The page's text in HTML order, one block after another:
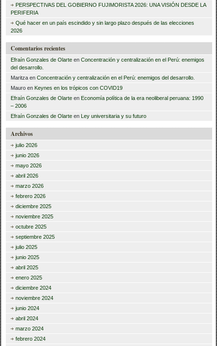
:
PERSPECTIVAS DEL GOBIERNO FUJIMORISTA 2026: UNA VISIÓN DESDE LA
PERIFERIA
Qué hacer en un país escindido y sin largo plazo después de las elecciones
2026
Comentarios recientes
Efraín Gonzales de Olarte enConcentración y centralización en el Perú: enemigos
del desarrollo.
Maritza enConcentración y centralización en el Perú: enemigos del desarrollo.
Mauro en Keynes en los trópicos con COVID19
Efraín Gonzales de Olarte en Economía política de la era neoliberal peruana: 1990
– 2006
Efraín Gonzales de Olarte en Ley universitaria y su futuro
Archivos
julio 2026
junio 2026
mayo 2026
abril 2026
marzo 2026
febrero 2026
diciembre 2025
noviembre 2025
octubre 2025
septiembre 2025
julio 2025
junio 2025
abril 2025
enero 2025
diciembre 2024
noviembre 2024
junio 2024
abril 2024
marzo 2024
febrero 2024